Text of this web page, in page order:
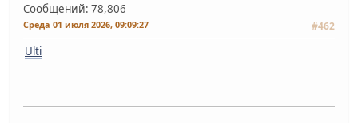
Сообщений: 78,806
Среда 01 июля 2026, 09:09:27 #462
Ulti